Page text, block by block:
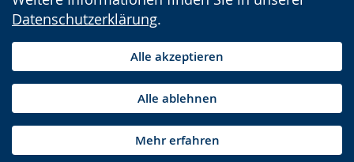
Datenschutzerklärung.
Alle akzeptieren
Alle ablehnen
Mehr erfahren